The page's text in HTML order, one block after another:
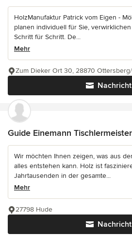
HolzManufaktur Patrick vom Eigen -
planen individuell für Sie,
Schritt für Schritt. De...
Mehr
Nachricht
Zum Dieker Ort 30, 28870
Guide Einemann Tischlermeister
Wir möchten Ihnen zeigen, was aus
alles entstehen kann. Holz ist
Jahrtausenden in der gesamte...
Mehr
Nachricht
27798 Hude